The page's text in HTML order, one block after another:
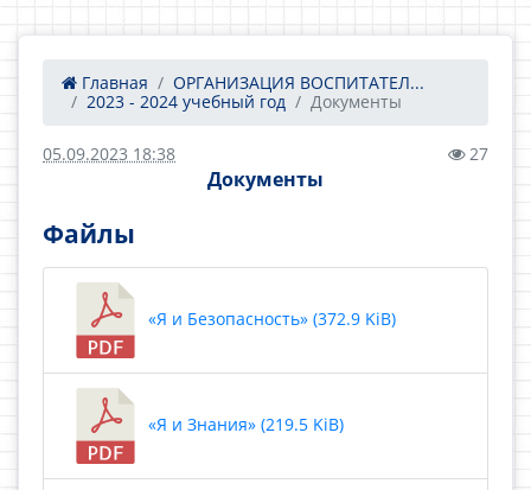
Главная
ОРГАНИЗАЦИЯ ВОСПИТАТЕЛ...
2023 - 2024 учебный год
Документы
05.09.2023 18:38 27
Документы
Файлы
«Я и Безопасность» (372.9 KiB)
«Я и Знания» (219.5 KiB)